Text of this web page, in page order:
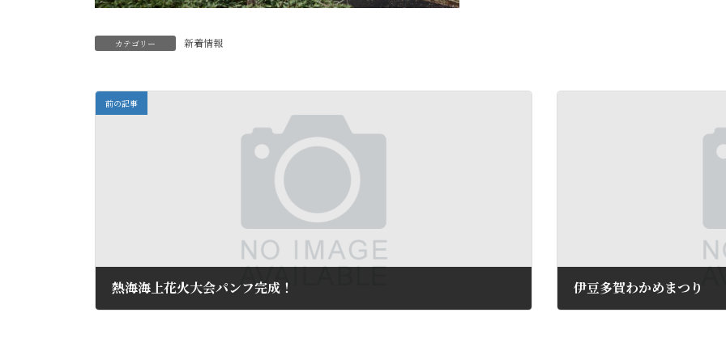
カテゴリー 新着情報
前の記事
熱海海上花火大会パンフ完成！ 伊豆多賀わかめまつり